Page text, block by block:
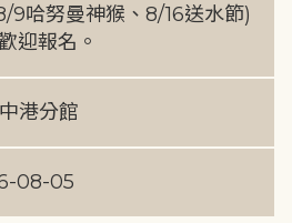
9哈努曼神猴、8/16送水節)
迎報名。
港分館
08-05